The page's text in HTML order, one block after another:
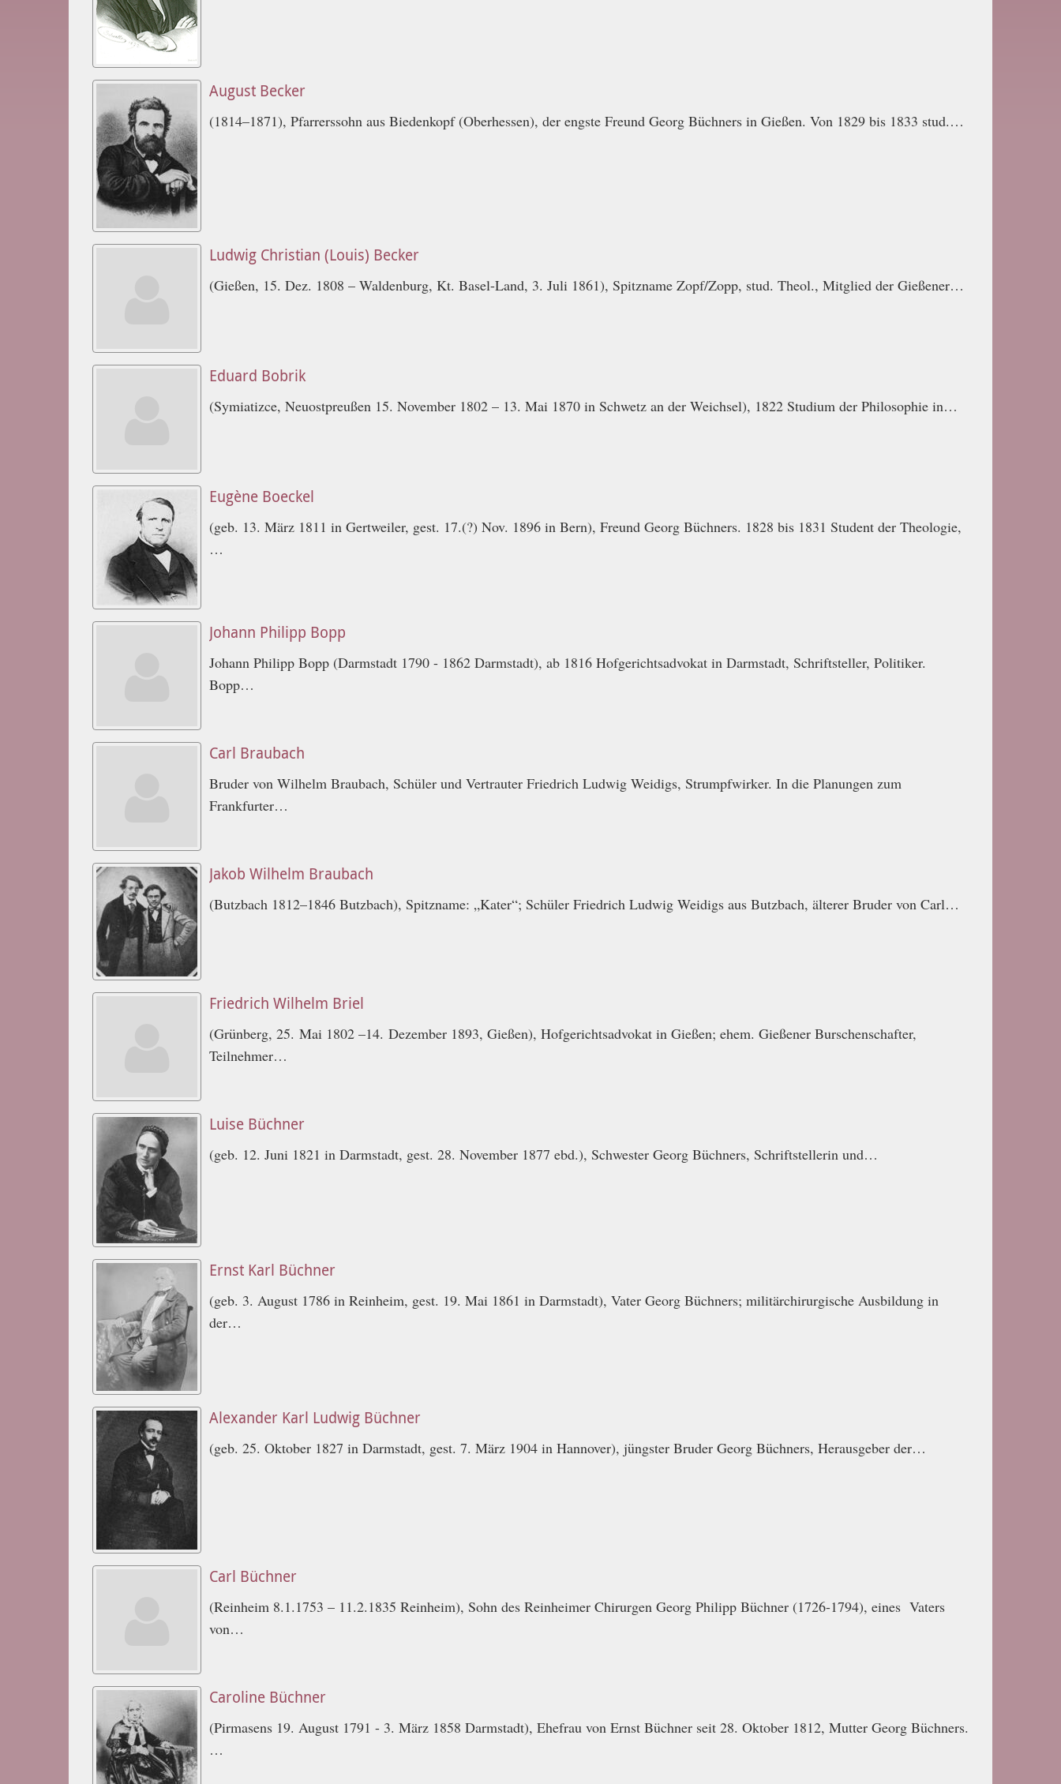
August Becker
(1814–1871), Pfarrerssohn aus Biedenkopf (Oberhessen), der engste Freund Georg Büchners in Gießen. Von 1829 bis 1833 stud.…
Ludwig Christian (Louis) Becker
(Gießen, 15. Dez. 1808 – Waldenburg, Kt. Basel-Land, 3. Juli 1861), Spitzname Zopf/Zopp, stud. Theol., Mitglied der Gießener…
Eduard Bobrik
(Symiatizce, Neuostpreußen 15. November 1802 – 13. Mai 1870 in Schwetz an der Weichsel), 1822 Studium der Philosophie in…
Eugène Boeckel
(geb. 13. März 1811 in Gertweiler, gest. 17.(?) Nov. 1896 in Bern), Freund Georg Büchners. 1828 bis 1831 Student der Theologie,
…
Johann Philipp Bopp
Johann Philipp Bopp (Darmstadt 1790 - 1862 Darmstadt), ab 1816 Hofgerichtsadvokat in Darmstadt, Schriftsteller, Politiker.
Bopp…
Carl Braubach
Bruder von Wilhelm Braubach, Schüler und Vertrauter Friedrich Ludwig Weidigs, Strumpfwirker. In die Planungen zum
Frankfurter…
Jakob Wilhelm Braubach
(Butzbach 1812–1846 Butzbach), Spitzname: „Kater“; Schüler Friedrich Ludwig Weidigs aus Butzbach, älterer Bruder von Carl…
Friedrich Wilhelm Briel
(Grünberg, 25. Mai 1802 –14. Dezember 1893, Gießen), Hofgerichtsadvokat in Gießen; ehem. Gießener Burschenschafter,
Teilnehmer…
Luise Büchner
(geb. 12. Juni 1821 in Darmstadt, gest. 28. November 1877 ebd.), Schwester Georg Büchners, Schriftstellerin und…
Ernst Karl Büchner
(geb. 3. August 1786 in Reinheim, gest. 19. Mai 1861 in Darmstadt), Vater Georg Büchners; militärchirurgische Ausbildung in
der…
Alexander Karl Ludwig Büchner
(geb. 25. Oktober 1827 in Darmstadt, gest. 7. März 1904 in Hannover), jüngster Bruder Georg Büchners, Herausgeber der…
Carl Büchner
(Reinheim 8.1.1753 – 11.2.1835 Reinheim), Sohn des Reinheimer Chirurgen Georg Philipp Büchner (1726-1794), eines Vaters
von…
Caroline Büchner
(Pirmasens 19. August 1791 - 3. März 1858 Darmstadt), Ehefrau von Ernst Büchner seit 28. Oktober 1812, Mutter Georg Büchners.
…